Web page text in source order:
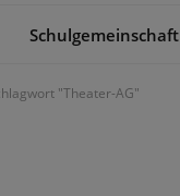
Schulgemeinschaft
"Theater-AG"